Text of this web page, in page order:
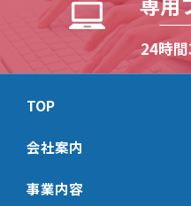
HL30M
HL-CTHK【在庫限り】
HL-WHG20
HL-BKS30x100
HL-HK4S【在庫限り】
HL-FHK
HP-HCHK
HP-SSHK
HP-BKS25x65
HP-LHK
HP-PCHK
HP-SWHK
24時
TOP
会社案内
事業内容